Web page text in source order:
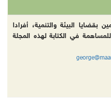
بقضايا البيئة والتنمية، أفرادا
في الكتابة لهذه المجلة